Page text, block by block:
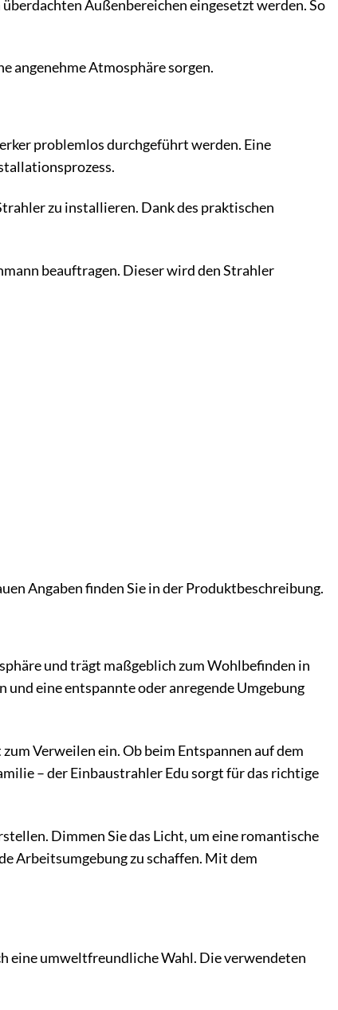
Außenbereichen eingesetzt werden. So
angenehme Atmosphäre sorgen.
problemlos durchgeführt werden. Eine
zu installieren. Dank des praktischen
beauftragen. Dieser wird den Strahler
Angaben finden Sie in der Produktbeschreibung.
und trägt maßgeblich zum Wohlbefinden in
eine entspannte oder anregende Umgebung
Verweilen ein. Ob beim Entspannen auf dem
– der Einbaustrahler Edu sorgt für das richtige
Dimmen Sie das Licht, um eine romantische
Arbeitsumgebung zu schaffen. Mit dem
eine umweltfreundliche Wahl. Die verwendeten